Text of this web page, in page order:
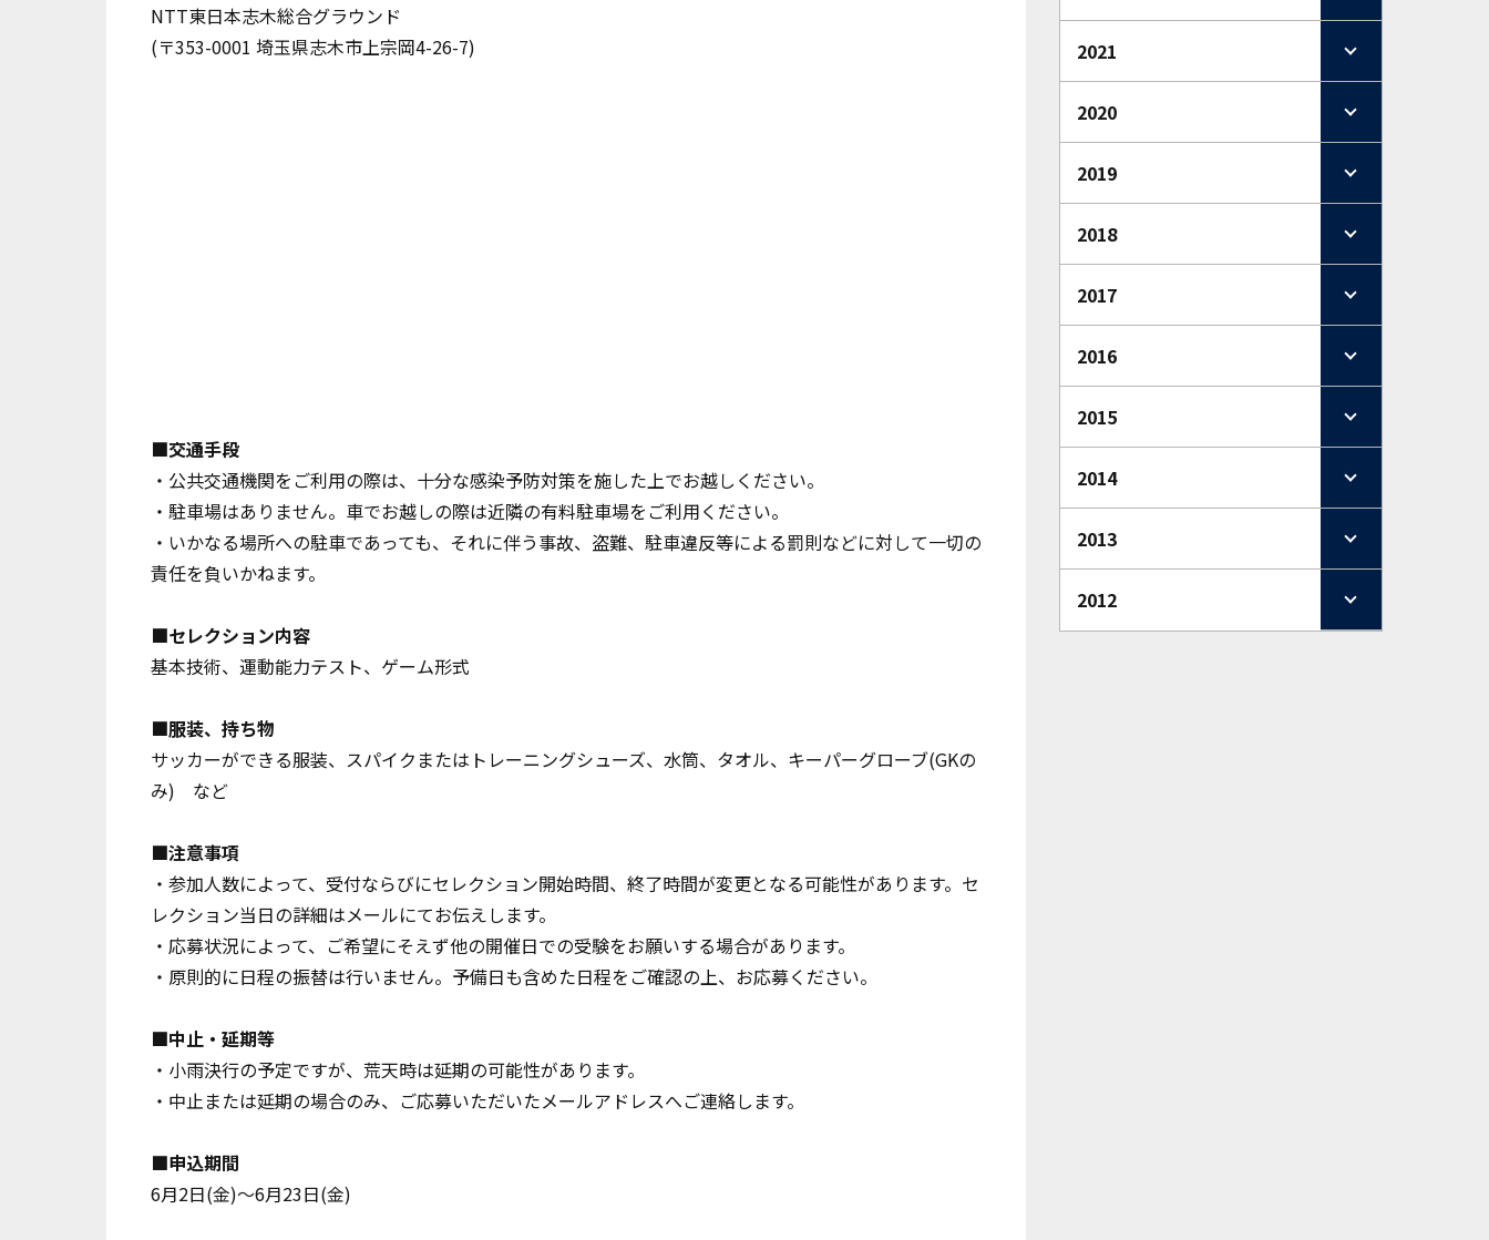
NTT東日本志木総合グラウンド
(〒353-0001 埼玉県志木市上宗岡4-26-7)
■交通手段
・公共交通機関をご利用の際は、十分な感染予防対策を施した上でお越しください。
・駐車場はありません。車でお越しの際は近隣の有料駐車場をご利用ください。
・いかなる場所への駐車であっても、それに伴う事故、盗難、駐車違反等による罰則などに対して一切の
責任を負いかねます。
■セレクション内容
基本技術、運動能力テスト、ゲーム形式
■服装、持ち物
サッカーができる服装、スパイクまたはトレーニングシューズ、水筒、タオル、キーパーグローブ(GKの
み) など
■注意事項
・参加人数によって、受付ならびにセレクション開始時間、終了時間が変更となる可能性があります。セ
レクション当日の詳細はメールにてお伝えします。
・応募状況によって、ご希望にそえず他の開催日での受験をお願いする場合があります。
・原則的に日程の振替は行いません。予備日も含めた日程をご確認の上、お応募ください。
■中止・延期等
・小雨決行の予定ですが、荒天時は延期の可能性があります。
・中止または延期の場合のみ、ご応募いただいたメールアドレスへご連絡します。
■申込期間
6月2日(金)～6月23日(金)
2021
2020
2019
2018
2017
2016
2015
2014
2013
2012